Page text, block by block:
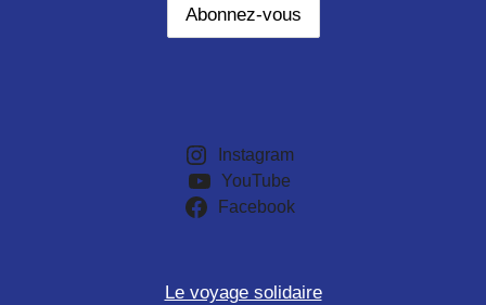
Instagram
YouTube
Facebook
Le voyage solidaire